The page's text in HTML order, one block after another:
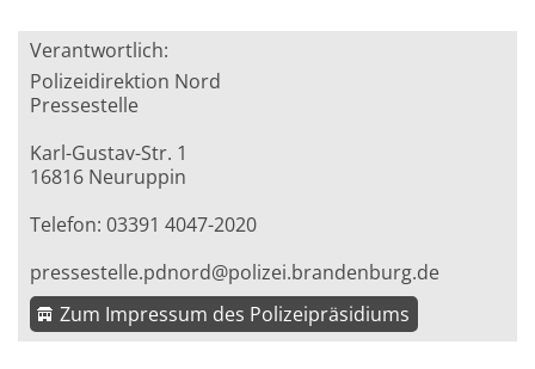
Verantwortlich:
Polizeidirektion Nord
Pressestelle
Karl-Gustav-Str. 1
16816 Neuruppin
Telefon: 03391 4047-2020
pressestelle.pdnord@polizei.brandenburg.de
Zum Impressum des Polizeipräsidiums